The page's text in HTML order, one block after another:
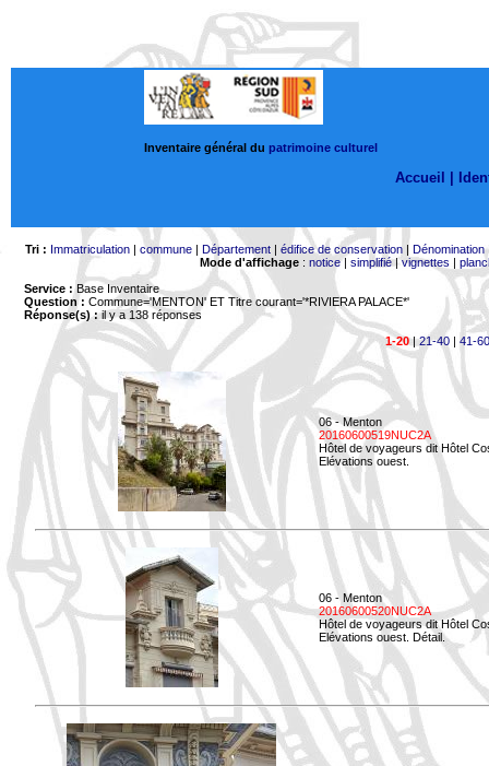
Inventaire général du patrimoine culturel
Accueil |
Tri : Immatriculation| commune| Département| édifice de conservation| Dénomination
Mode d'affichage: notice| simplifié|vignettes |
Service : Base Inventaire
Question : Commune='MENTON' ET Titre courant='*RIVIERA PALACE*'
Réponse(s) :il y a 138 réponses
1-20|21-40 | 41-60
06 - Menton
20160600519NUC2A
Hôtel de voyageurs dit Hôtel
Elévations ouest.
06 - Menton
20160600520NUC2A
Hôtel de voyageurs dit Hôtel
Elévations ouest. Détail.